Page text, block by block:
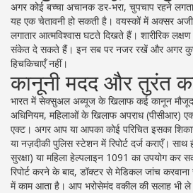
अगर कोई बच्चा अचानक डर‑भरा, चुपचाप रहने
यह एक चेतावनी हो सकती है। वयस्कों में अक्सर
लगातार आत्मविश्वास घटते दिखते हैं। शारीरिक
संकेत दे सकते हैं। इन सब पर नजर रखें और अगर कुछ
हिचकिचाएँ नहीं।
कानूनी मदद और तुरंत
भारत में सेक्सुअल अब्यूज के खिलाफ कई कानून
अधिनियम, महिलाओं के खिलाफ अपराध (पीसीआर)
एक्ट। अगर आप या आपका कोई परिचित इसका
या नज़दीकी पुलिस स्टेशन में रिपोर्ट दर्ज कराएँ।
सुरक्षा) या महिला हेल्पलाइन 1091 का उपयोग कर
रिपोर्ट करने के बाद, डॉक्टर से मेडिकल जांच
में काम आता है। आप भरोसेमंद वकील की सलाह भी